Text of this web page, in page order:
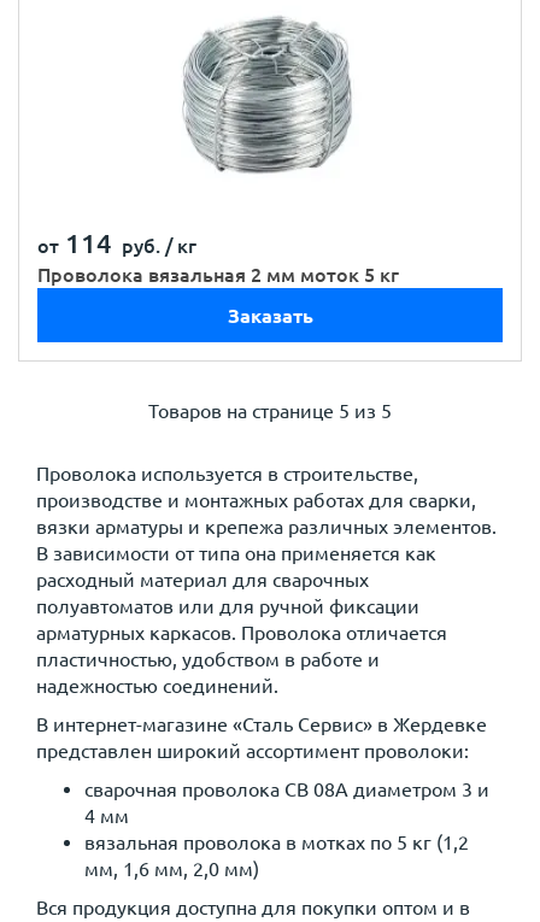
от 114 руб. / кг
Проволока вязальная 2 мм моток 5 кг
Заказать
Товаров на странице 5 из 5
Проволока используется в строительстве,
производстве и монтажных работах для сварки,
вязки арматуры и крепежа различных элементов.
В зависимости от типа она применяется как
расходный материал для сварочных
полуавтоматов или для ручной фиксации
арматурных каркасов. Проволока отличается
пластичностью, удобством в работе и
надежностью соединений.
В интернет-магазине «Сталь Сервис» в Жердевке
представлен широкий ассортимент проволоки:
сварочная проволока СВ 08А диаметром 3 и
4 мм
вязальная проволока в мотках по 5 кг (1,2
мм, 1,6 мм, 2,0 мм)
Вся продукция доступна для покупки оптом и в